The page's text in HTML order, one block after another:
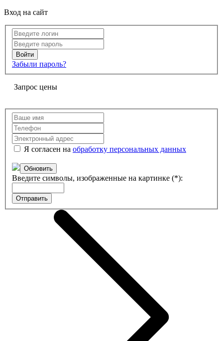
Вход на сайт
Забыли пароль?
Запрос цены
Я согласен на обработку персональных данных
Обновить
Введите символы, изображенные на картинке (*):